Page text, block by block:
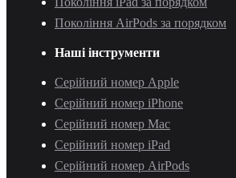
Покоління AirPods за порядком
Наші інструменти
Серійний номер Apple
Серійний номер iPhone
Серійний номер Mac
Серійний номер iPad
Серійний номер AirPods